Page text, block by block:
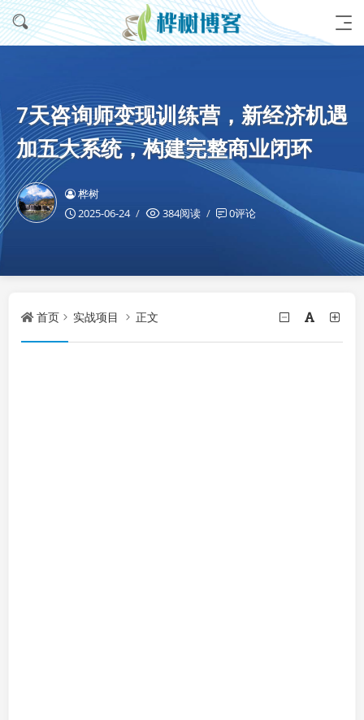
7天咨询师变现训练营，新经济机遇
加五大系统，构建完整商业闭环
桦树
2025-06-24
384阅读 0评论
首页 实战项目 正文